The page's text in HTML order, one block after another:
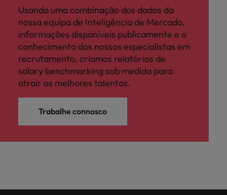
Usando uma combinação dos dados da
nossa equipa de Inteligência de Mercado,
informações disponíveis publicamente e o
conhecimento dos nossos especialistas em
recrutamento, criamos relatórios de
salary benchmarking sob medida para
atrair os melhores talentos.
Trabalhe connosco